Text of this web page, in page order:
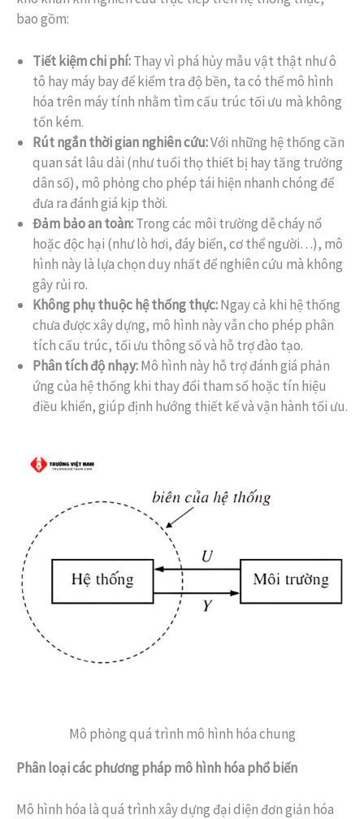
bao gồm:
Tiết kiệm chi phí:Thay vì phá hủy mẫu vật thật như ô
tô hay máy bay để kiểm tra độ bền, ta có thể mô hình
hóa trên máy tính nhằm tìm cấu trúc tối ưu mà không
tốn kém.
Rút ngắn thời gian nghiên cứu:Với những hệ thống cần
quan sát lâu dài (như tuổi thọ thiết bị hay tăng trưởng
dân số), mô phỏng cho phép tái hiện nhanh chóng để
đưa ra đánh giá kịp thời.
Đảm bảo an toàn:Trong các môi trường dễ cháy nổ
hoặc độc hại (như lò hơi, đáy biển, cơ thể người…), mô
hình này là lựa chọn duy nhất để nghiên cứu mà không
gây rủi ro.
Không phụ thuộc hệ thống thực:Ngay cả khi hệ thống
chưa được xây dựng, mô hình này vẫn cho phép phân
tích cấu trúc, tối ưu thông số và hỗ trợ đào tạo.
Phân tích độ nhạy:Mô hình này hỗ trợ đánh giá phản
ứng của hệ thống khi thay đổi tham số hoặc tín hiệu
điều khiển, giúp định hướng thiết kế và vận hành tối ưu.
Mô phỏng quá trình mô hình hóa chung
Phân loại các phương pháp mô hình hóa phổ biến
Mô hình hóa là quá trình xây dựng đại diện đơn giản hóa